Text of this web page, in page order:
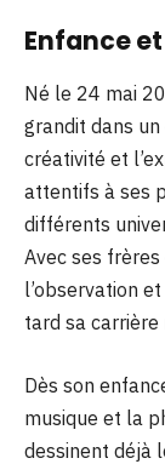
Enfance
Né le 24 mai
grandit dans
créativité et
attentifs à ses
différents
Avec ses
l’observation
tard sa
Dès son
musique et la
dessinent déjà